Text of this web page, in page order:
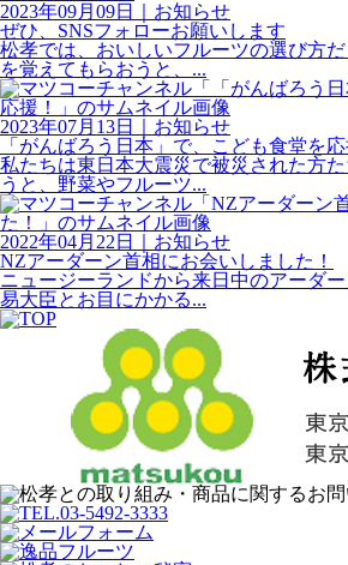
2023年09月09日
お知らせ
ぜひ、SNSフォローお願いします
松孝では、おいしいフルーツの選び方
を覚えてもらおうと、...
2023年07月13日
お知らせ
「がんばろう日本」で、こども食堂を応
私たちは東日本大震災で被災された方
うと、野菜やフルーツ...
2022年04月22日
お知らせ
NZアーダーン首相にお会いしました！
ニュージーランドから来日中のアーダ
易大臣とお目にかかる...